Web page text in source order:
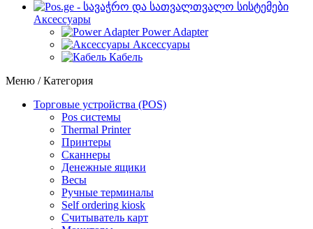
Аксессуары
Power Adapter
Аксессуары
Кабель
Меню / Категория
Торговые устройства (POS)
Pos системы
Thermal Printer
Принтеры
Сканнеры
Денежные ящики
Весы
Ручные терминалы
Self ordering kiosk
Считыватель карт